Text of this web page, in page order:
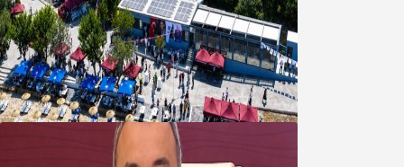
Bandırma Belediyesinden
Şirinçavuş’a hayat veren tesis
08 Ağustos 2026